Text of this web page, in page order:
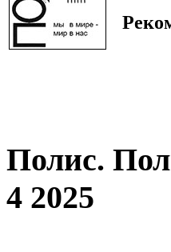
Полис.
4 2025